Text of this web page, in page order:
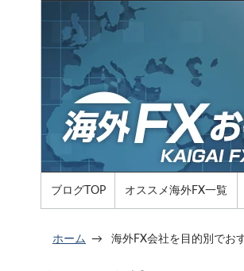
ブログTOP オススメ海外FX一覧
ホーム 海外FX会社を目的別でお